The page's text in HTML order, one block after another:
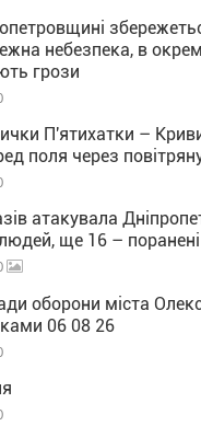
небезпека, в
грози
П'ятихатки –
поля через
атакувала
ще 16 – поранені
оборони міста
06 08 26